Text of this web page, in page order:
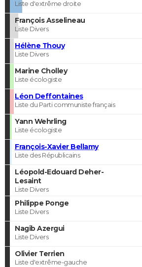
Liste d'extrême droite
François Asselineau
Liste Divers
Hélène Thouy
Liste Divers
Marine Cholley
Liste écologiste
Léon Deffontaines
Liste du Parti communiste français
Yann Wehrling
Liste écologiste
François-Xavier Bellamy
Liste des Républicains
Léopold-Edouard Deher-
Lesaint
Liste Divers
Philippe Ponge
Liste Divers
Nagib Azergui
Liste Divers
Olivier Terrien
Liste d'extrême-gauche